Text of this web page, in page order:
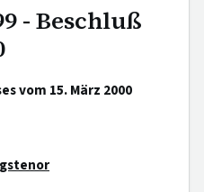
- Beschluß
vom 15. März 2000